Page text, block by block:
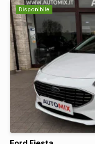
Disponibile